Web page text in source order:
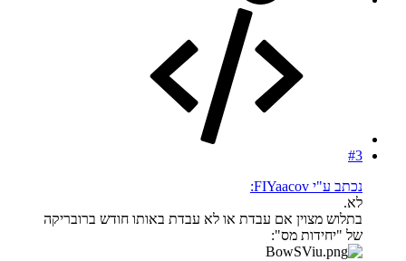
#3
נכתב ע"י FIYaacov:
לא.
בתלוש מצוין אם עבדת או לא עבדת באותו חודש ברובריקה
של "יחידות מס":